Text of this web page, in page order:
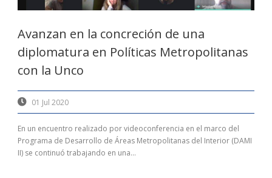
Avanzan en la concreción de una
diplomatura en Políticas Metropolitanas
con la Unco
01 Jul 2020
En un encuentro realizado por videoconferencia en el marco del
Programa de Desarrollo de Áreas Metropolitanas del Interior (DAMI
II) se continuó trabajando en una...